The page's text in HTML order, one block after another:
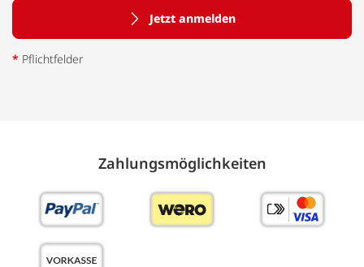
Jetzt anmelden
* Pflichtfelder
Zahlungs­möglich­keiten